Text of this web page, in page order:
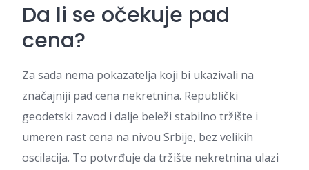
Da li se očekuje pad
cena?
Za sada nema pokazatelja koji bi ukazivali na
značajniji pad cena nekretnina. Republički
geodetski zavod i dalje beleži stabilno tržište i
umeren rast cena na nivou Srbije, bez velikih
oscilacija. To potvrđuje da tržište nekretnina ulazi